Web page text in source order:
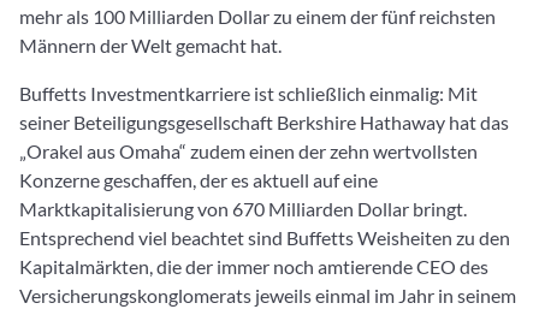
mehr als 100 Milliarden Dollar zu einem der fünf reichsten
Männern der Welt gemacht hat.
Buffetts Investmentkarriere ist schließlich einmalig: Mit
seiner Beteiligungsgesellschaft Berkshire Hathaway hat das
„Orakel aus Omaha“ zudem einen der zehn wertvollsten
Konzerne geschaffen, der es aktuell auf eine
Marktkapitalisierung von 670 Milliarden Dollar bringt.
Entsprechend viel beachtet sind Buffetts Weisheiten zu den
Kapitalmärkten, die der immer noch amtierende CEO des
Versicherungskonglomerats jeweils einmal im Jahr in seinem